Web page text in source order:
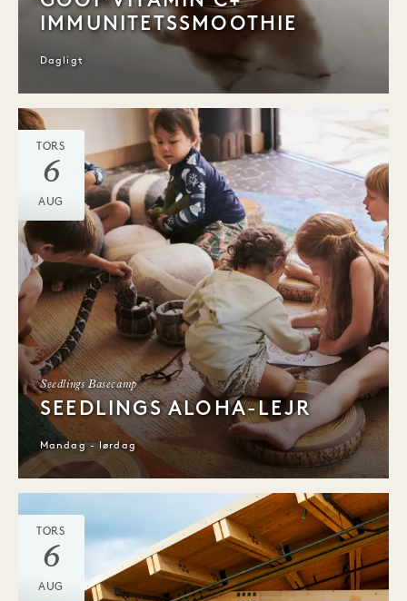
IMMUNITETSSMOOTHIE
Dagligt
TORS
6
AUG
Seedlings Basecamp
SEEDLINGS ALOHA-LEJR
Mandag - lørdag
TORS
6
AUG